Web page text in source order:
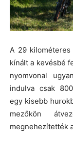
A 29
kínált a kevésbé
nyomvonal
indulva csak
egy kisebb
mezőkön
megnehezítették